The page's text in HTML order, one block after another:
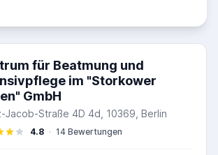
für Beatmung und
im "Storkower
GmbH
Jacob-Straße 4D 4d, 10369, Berlin
4.8 · 14 Bewertungen